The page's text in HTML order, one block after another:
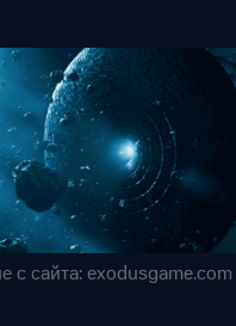
с сайта: exodusgame.com